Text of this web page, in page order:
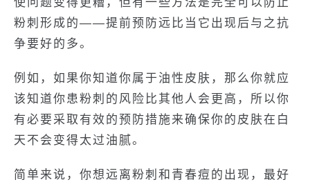
粉刺形成的——提前预防远比当它出现后与之抗
争要好的多。
例如，如果你知道你属于油性皮肤，那么你就应
该知道你患粉刺的风险比其他人会更高，所以你
有必要采取有效的预防措施来确保你的皮肤在白
天不会变得太过油腻。
简单来说，你想远离粉刺和青春痘的出现，最好